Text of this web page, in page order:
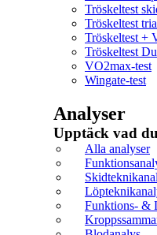
Tröskeltest
Tröskeltest
Tröskeltest +
Tröskeltest
VO2max-test
Wingate-test
Analyser
Upptäck vad
Alla analyser
Funktions- &